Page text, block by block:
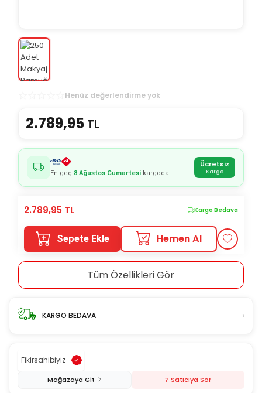
Henüz değerlendirme yok
2.789,95 TL
En geç 8 Ağustos Cumartesi kargoda
Ücretsiz
Kargo
2.789,95 TL Kargo Bedava
Sepete Ekle Hemen Al
Tüm Özellikleri Gör
KARGO BEDAVA ›
Fikirsahibiyiz -
Mağazaya Git ? Satıcıya Sor